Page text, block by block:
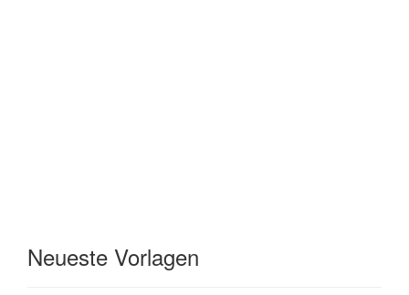
Neueste Vorlagen